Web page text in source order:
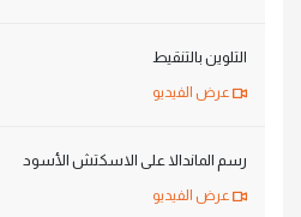
التلوين بالتنقيط
عرض الفيديو
رسم الماندالا على الاسكتش الأسود
عرض الفيديو